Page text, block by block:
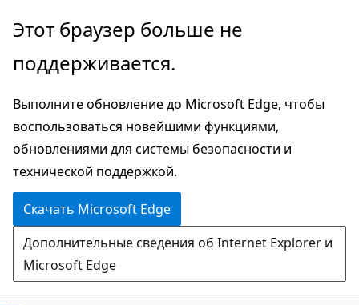
Пропустить
перейти
основному
содержимому
Этот браузер больше не
поддерживается.
Выполните обновление до Microsoft Edge, чтобы
воспользоваться новейшими функциями,
обновлениями для системы безопасности и
технической поддержкой.
Скачать Microsoft Edge
Дополнительные сведения об Internet Explorer и
Microsoft Edge